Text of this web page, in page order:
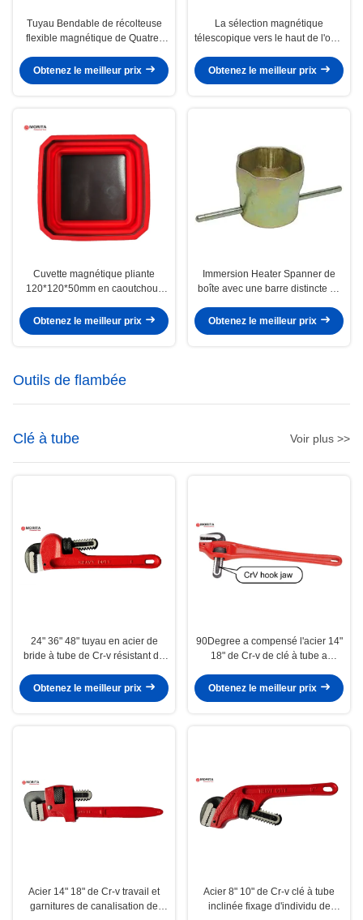
Tuyau Bendable de récolteuse
flexible magnétique de Quatre-
lumières de LED
Obtenez le meilleur prix
La sélection magnétique
télescopique vers le haut de l'outil
de poignée en caoutchouc molle
Obtenez le meilleur prix
Cuvette magnétique pliante
120*120*50mm en caoutchouc
et pièces disponibles de prises
Obtenez le meilleur prix
Immersion Heater Spanner de
boîte avec une barre distincte de
Obtenez le meilleur prix
Outils de flambée
Clé à tube Voir plus >>
24" 36" 48" tuyau en acier de
bride à tube de Cr-v résistant de
glissement
Obtenez le meilleur prix
90Degree a compensé l'acier 14"
18" de Cr-v de clé à tube a
Obtenez le meilleur prix
Acier 14" 18" de Cr-v travail et
garnitures de canalisation de
Acier 8" 10" de Cr-v clé à tube
inclinée fixage d'individu de